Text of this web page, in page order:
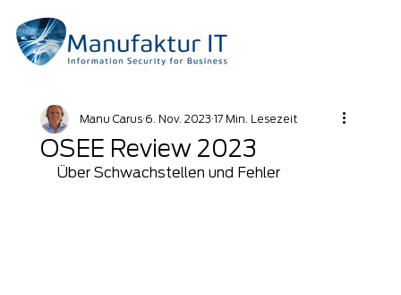
OSEE Review 2023
Manu Carus 6. Nov. 2023 17 Min. Lesezeit
Über Schwachstellen und Fehler